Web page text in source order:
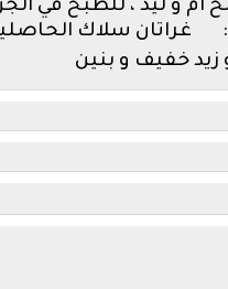
: غراتان سلاك